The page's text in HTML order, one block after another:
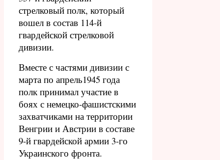
стрелковый полк, который
вошел в состав 114-й
гвардейской стрелковой
дивизии.
Вместе с частями дивизии с
марта по апрель1945 года
полк принимал участие в
боях с немецко-фашистскими
захватчиками на территории
Венгрии и Австрии в составе
9-й гвардейской армии 3-го
Украинского фронта.